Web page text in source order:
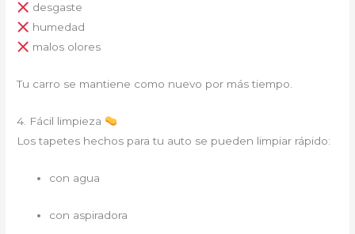
desgaste
humedad
malos olores
Tu carro se mantiene como nuevo por más tiempo.
4. Fácil limpieza
Los tapetes hechos para tu auto se pueden limpiar rápido:
con agua
con aspiradora